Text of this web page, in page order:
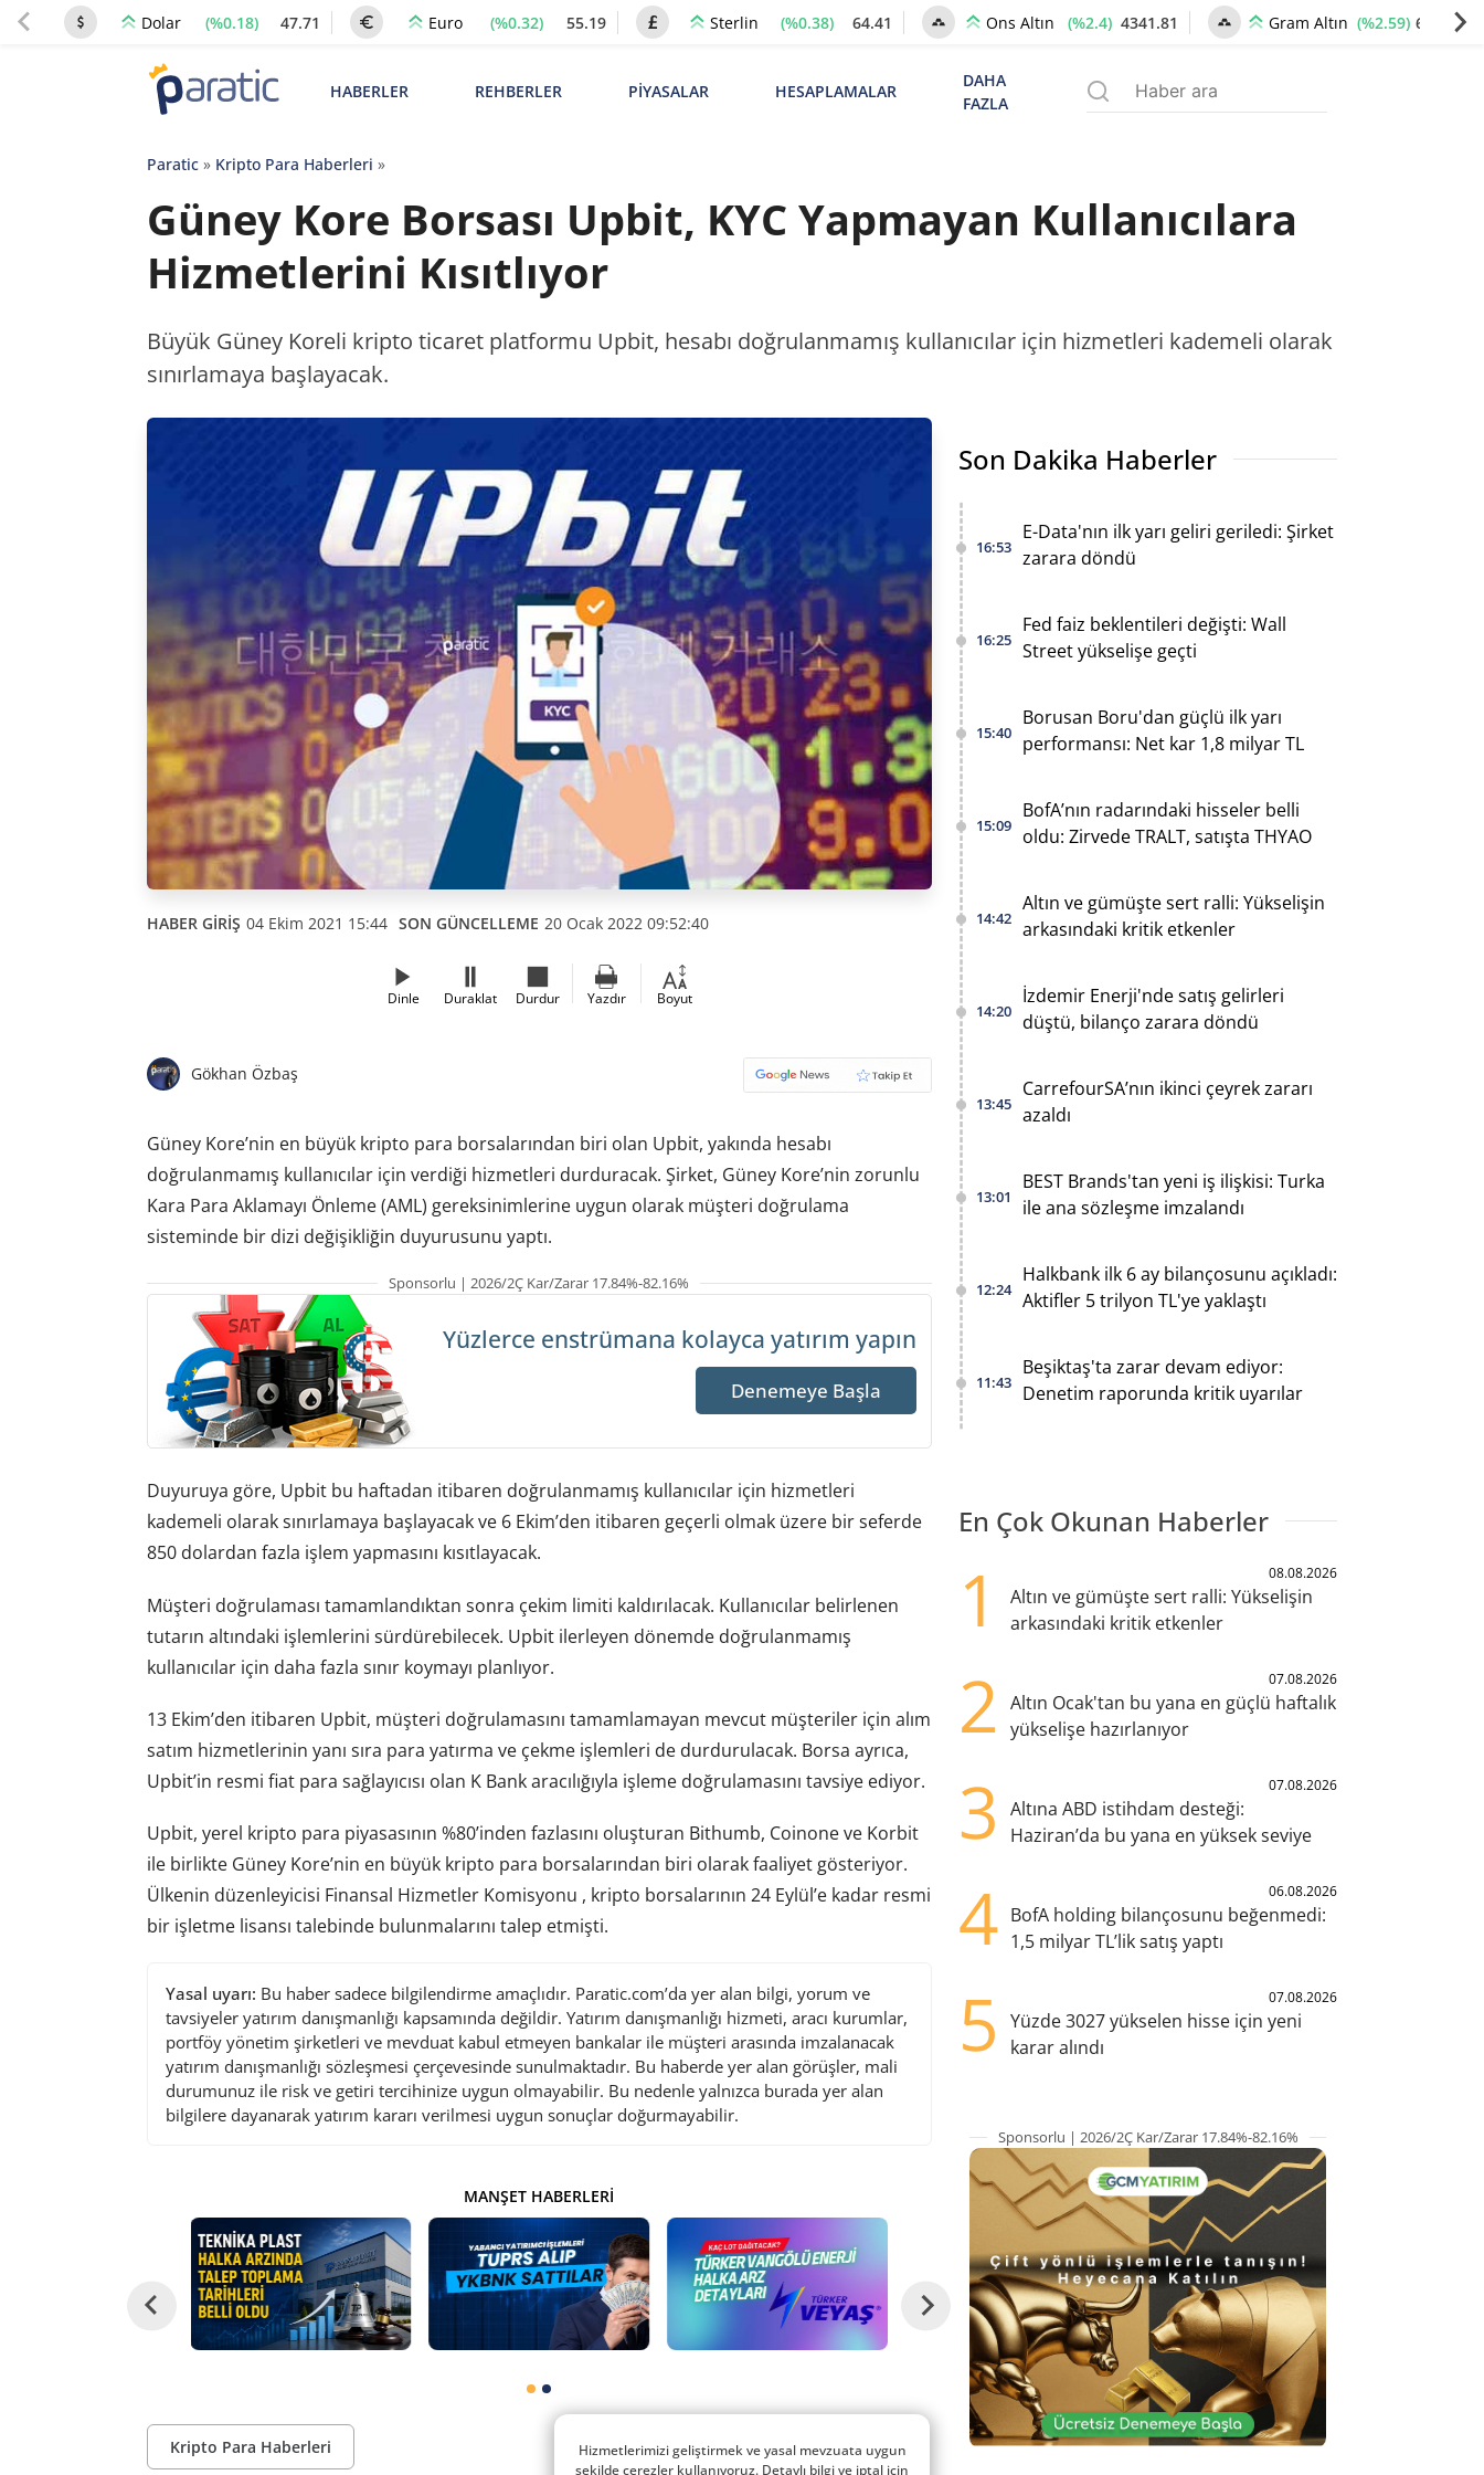
Dolar (%0.18) 47.71 Euro (%0.32) 55.19 Sterlin (%0.38) 64.41 Ons Altın (%2.4) 4341.81 Gram Altın (%2.59) 6660.55
HABERLER REHBERLER PİYASALAR HESAPLAMALAR
DAHA
FAZLA
Paratic» Kripto Para Haberleri »
Güney Kore Borsası Upbit, KYC Yapmayan Kullanıcılara
Hizmetlerini Kısıtlıyor
Büyük Güney Koreli kripto ticaret platformu Upbit, hesabı doğrulanmamış kullanıcılar için hizmetleri kademeli olarak
sınırlamaya başlayacak.
HABER GİRİŞ 04 Ekim 2021 15:44 SON GÜNCELLEME 20 Ocak 2022 09:52:40
Dinle Duraklat Durdur Yazdır Boyut
Gökhan Özbaş
Güney Kore’nin en büyük kripto para borsalarından biri olan Upbit, yakında hesabı
doğrulanmamış kullanıcılar için verdiği hizmetleri durduracak. Şirket, Güney Kore’nin zorunlu
Kara Para Aklamayı Önleme (AML) gereksinimlerine uygun olarak müşteri doğrulama
sisteminde bir dizi değişikliğin duyurusunu yaptı.
Sponsorlu | 2026/2Ç Kar/Zarar 17.84%-82.16%
Yüzlerce enstrümana kolayca yatırım yapın
Denemeye Başla
Duyuruya göre, Upbit bu haftadan itibaren doğrulanmamış kullanıcılar için hizmetleri
kademeli olarak sınırlamaya başlayacak ve 6 Ekim’den itibaren geçerli olmak üzere bir seferde
850 dolardan fazla işlem yapmasını kısıtlayacak.
Müşteri doğrulaması tamamlandıktan sonra çekim limiti kaldırılacak. Kullanıcılar belirlenen
tutarın altındaki işlemlerini sürdürebilecek. Upbit ilerleyen dönemde doğrulanmamış
kullanıcılar için daha fazla sınır koymayı planlıyor.
13 Ekim’den itibaren Upbit, müşteri doğrulamasını tamamlamayan mevcut müşteriler için alım
satım hizmetlerinin yanı sıra para yatırma ve çekme işlemleri de durdurulacak. Borsa ayrıca,
Upbit’in resmi fiat para sağlayıcısı olan K Bank aracılığıyla işleme doğrulamasını tavsiye ediyor.
Upbit, yerel kripto para piyasasının %80’inden fazlasını oluşturan Bithumb, Coinone ve Korbit
ile birlikte Güney Kore’nin en büyük kripto para borsalarından biri olarak faaliyet gösteriyor.
Ülkenin düzenleyicisi Finansal Hizmetler Komisyonu , kripto borsalarının 24 Eylül’e kadar resmi
bir işletme lisansı talebinde bulunmalarını talep etmişti.
Yasal uyarı: Bu haber sadece bilgilendirme amaçlıdır. Paratic.com’da yer alan bilgi, yorum ve
tavsiyeler yatırım danışmanlığı kapsamında değildir. Yatırım danışmanlığı hizmeti, aracı kurumlar,
portföy yönetim şirketleri ve mevduat kabul etmeyen bankalar ile müşteri arasında imzalanacak
yatırım danışmanlığı sözleşmesi çerçevesinde sunulmaktadır. Bu haberde yer alan görüşler, mali
durumunuz ile risk ve getiri tercihinize uygun olmayabilir. Bu nedenle yalnızca burada yer alan
bilgilere dayanarak yatırım kararı verilmesi uygun sonuçlar doğurmayabilir.
MANŞET HABERLERI
Kripto Para Haberleri
Son Dakika Haberler
16:53
E-Data'nın ilk yarı geliri geriledi: Şirket
zarara döndü
16:25
Fed faiz beklentileri değişti: Wall
Street yükselişe geçti
15:40
Borusan Boru'dan güçlü ilk yarı
performansı: Net kar 1,8 milyar TL
15:09
BofA’nın radarındaki hisseler belli
oldu: Zirvede TRALT, satışta THYAO
14:42
Altın ve gümüşte sert ralli: Yükselişin
arkasındaki kritik etkenler
14:20
İzdemir Enerji'nde satış gelirleri
düştü, bilanço zarara döndü
13:45
CarrefourSA’nın ikinci çeyrek zararı
azaldı
13:01
BEST Brands'tan yeni iş ilişkisi: Turka
ile ana sözleşme imzalandı
12:24
Halkbank ilk 6 ay bilançosunu açıkladı:
Aktifler 5 trilyon TL'ye yaklaştı
11:43
Beşiktaş'ta zarar devam ediyor:
Denetim raporunda kritik uyarılar
En Çok Okunan Haberler
1 08.08.2026
Altın ve gümüşte sert ralli: Yükselişin
arkasındaki kritik etkenler
2 07.08.2026
Altın Ocak'tan bu yana en güçlü haftalık
yükselişe hazırlanıyor
3 07.08.2026
Altına ABD istihdam desteği:
Haziran’da bu yana en yüksek seviye
4 06.08.2026
BofA holding bilançosunu beğenmedi:
1,5 milyar TL’lik satış yaptı
5 07.08.2026
Yüzde 3027 yükselen hisse için yeni
karar alındı
Sponsorlu | 2026/2Ç Kar/Zarar 17.84%-82.16%
Hizmetlerimizi geliştirmek ve yasal mevzuata uygun
şekilde çerezler kullanıyoruz. Detaylı bilgi ve iptal için